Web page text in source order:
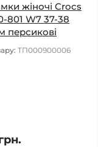
жіночі Crocs
801 W7 37-38
персикові
ТП000900006